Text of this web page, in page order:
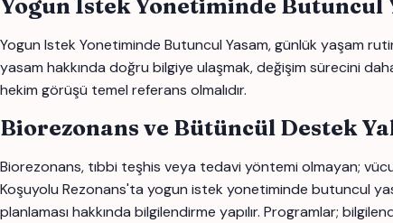
Yogun Istek Yonetiminde Butuncul
Yogun Istek Yonetiminde Butuncul Yasam, günlük yaşam
yasam hakkında doğru bilgiye ulaşmak, değişim sürecini
hekim görüşü temel referans olmalıdır.
Biorezonans ve Bütüncül Destek
Biorezonans, tıbbi teşhis veya tedavi yöntemi olmayan;
Koşuyolu Rezonans'ta yogun istek yonetiminde butuncul
planlaması hakkında bilgilendirme yapılır. Programlar;